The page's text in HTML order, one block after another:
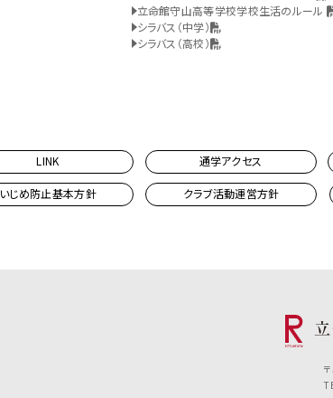
立命館守山高等学校学校生活のルール
シラバス（中学）
シラバス（高校）
LINK 通学アクセス
いじめ防止基本方針 クラブ活動運営方針